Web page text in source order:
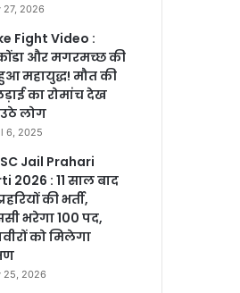
27, 2026
Fight Video :
और मगरमच्छ की
महायुद्ध! मौत की
का रोमांच देख
लोग
6, 2025
Jail Prahari
2026 : 11 साल बाद
की भर्ती,
भरेगा 100 पद,
को मिलेगा
25, 2026